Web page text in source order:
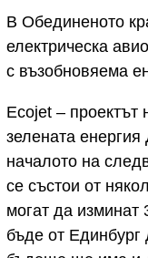
В Обединеното
електрическа
с възобновяема
Ecojet – проектът
зелената
началото на
се състои от
могат да
бъде от